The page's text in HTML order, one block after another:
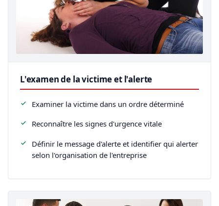
L'examen de la victime et l'alerte
Examiner la victime dans un ordre déterminé
Reconnaître les signes d'urgence vitale
Définir le message d'alerte et identifier qui alerter
selon l'organisation de l'entreprise